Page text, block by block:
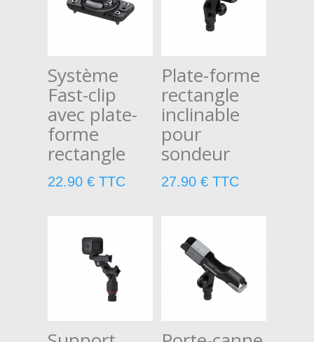
Système
Fast-clip
avec plate-
forme
rectangle
22.90 € TTC
Plate-forme
rectangle
inclinable
pour
sondeur
27.90€ TTC